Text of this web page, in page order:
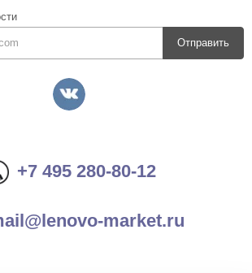
Отправить
+7 495 280-80-12
market.ru